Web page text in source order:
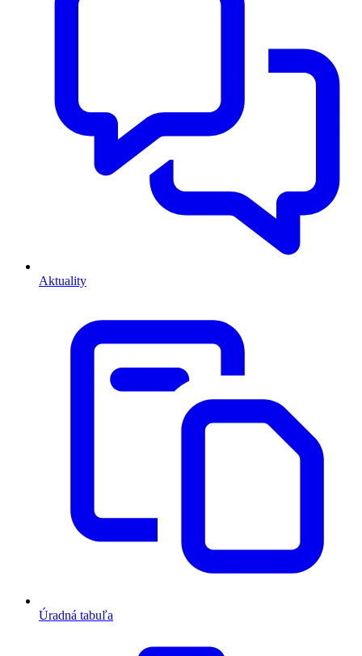
Aktuality
Úradná tabuľa